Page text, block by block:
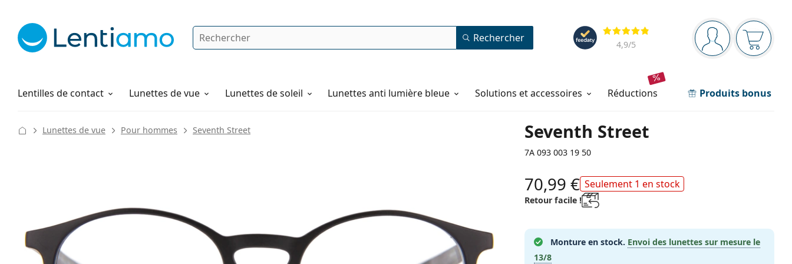
Barre de navigation
Vous êtesVotre
Évaluation
4,9/5
Rechercher Rechercher
Lentilles de contact
Produits d'entretien Lunettes de vue Lunettes de soleil Lunettes anti lumière bleue Solutions et accessoires réductions Produits bonus
Comment commander
Seventh Street
7A 093 003 19 50
Lunettes de vue Pour hommes Seventh Street
70,99 € Seulement 1 en stock
Retour facile !
Monture en stock. Envoi des lunettes sur mesure le
13/8